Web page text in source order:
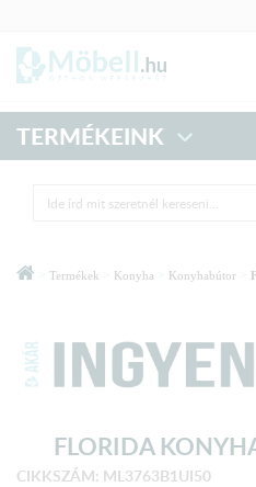
TERMÉKEINK
Termékek Konyha Konyhabútor
FLORIDA
CIKKSZÁM: ML3763B1UI50